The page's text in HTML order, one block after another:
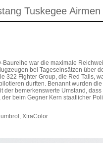
Tuskegee Airmen
war die maximale
bei Tageseinsätzen über
322 Fighter Group, die Red Tails,
durften. Benannt wurden
der bemerkenswerte Umstand,
beim Gegner Kern staatlicher
XtraColor